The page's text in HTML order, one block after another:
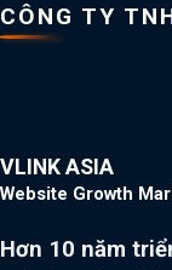
CÔNG TY
VLINK ASIA
Website Growth
Hơn 10 năm